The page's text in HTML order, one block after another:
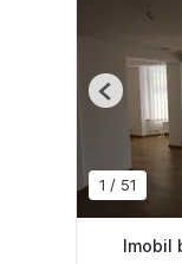
1 / 51
Previous
Imobil